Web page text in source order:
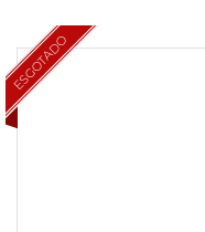
ESGOTADO